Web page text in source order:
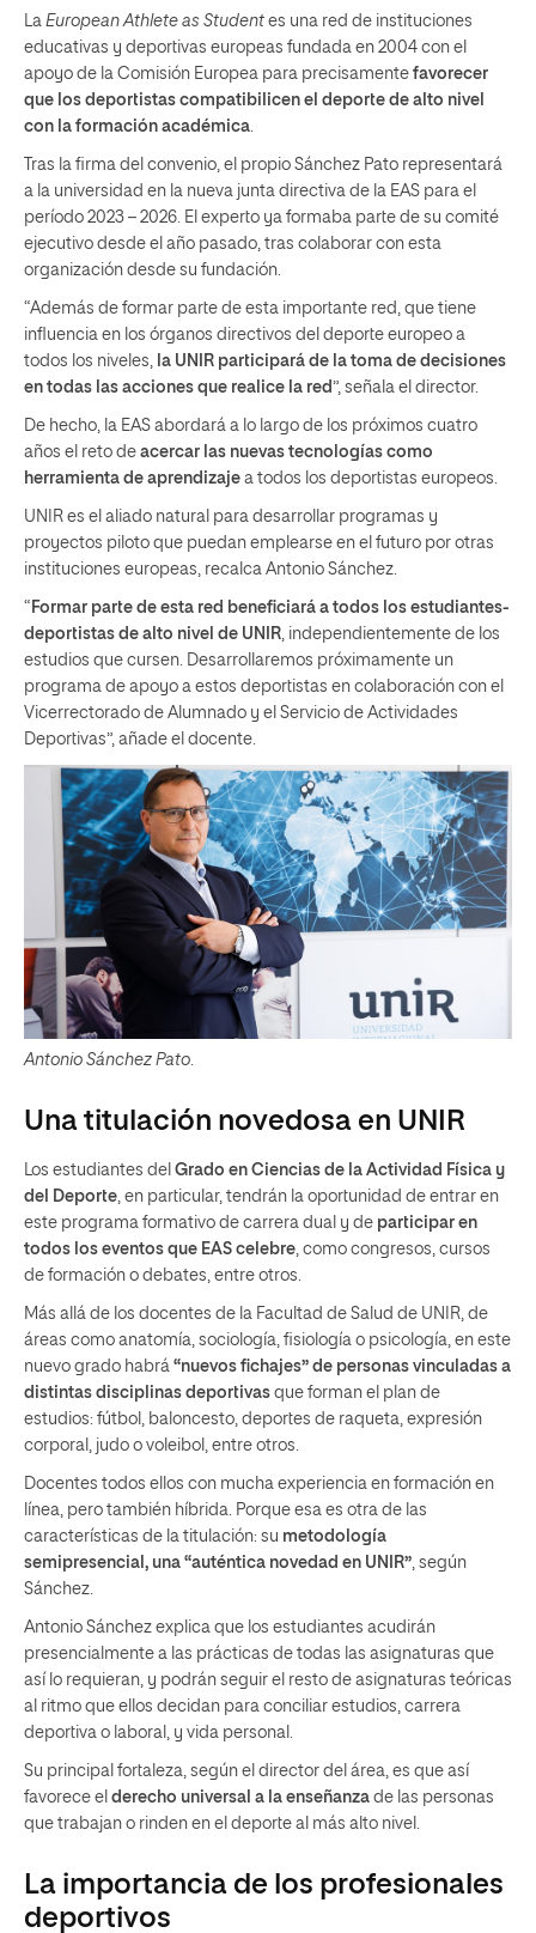
La European Athlete as Student es una red de instituciones
educativas y deportivas europeas fundada en 2004 con el
apoyo de la Comisión Europea para precisamente favorecer
que los deportistas compatibilicen el deporte de alto nivel
con la formación académica
Tras la firma del convenio, el propio Sánchez Pato representará
a la universidad en la nueva junta directiva de la EAS para el
período 2023 – 2026. El experto ya formaba parte de su comité
ejecutivo desde el año pasado, tras colaborar con esta
organización desde su fundación.
“Además de formar parte de esta importante red, que tiene
influencia en los órganos directivos del deporte europeo a
todos los niveles,
la UNIR participará de la toma de decisiones
en todas las acciones que realice la red”, señala el director.
De hecho, la EAS abordará a lo largo de los próximos cuatro
años el reto de acercar las nuevas tecnologías como
herramienta de aprendizaje a todos los deportistas europeos.
UNIR es el aliado natural para desarrollar programas y
proyectos piloto que puedan emplearse en el futuro por otras
instituciones europeas, recalca Antonio Sánchez.
“ Formar parte de esta red beneficiará a todos los estudiantes-
deportistas de alto nivel de UNIR , independientemente de los
estudios que cursen. Desarrollaremos próximamente un
programa de apoyo a estos deportistas en colaboración con el
Vicerrectorado de Alumnado y el Servicio de Actividades
Deportivas”, añade el docente.
Antonio Sánchez Pato.
Una titulación novedosa en UNIR
Los estudiantes del Grado en Ciencias de la Actividad Física y
del Deporte, en particular, tendrán la oportunidad de entrar en
este programa formativo de carrera dual y de participar en
todos los eventos que EAS celebre, como congresos, cursos
de formación o debates, entre otros.
Más allá de los docentes de la Facultad de Salud de UNIR, de
áreas como anatomía, sociología, fisiología o psicología, en este
nuevo grado habrá “nuevos fichajes” de personas vinculadas a
distintas disciplinas deportivas que forman el plan de
estudios: fútbol, baloncesto, deportes de raqueta, expresión
corporal, judo o voleibol, entre otros.
Docentes todos ellos con mucha experiencia en formación en
línea, pero también híbrida. Porque esa es otra de las
características de la titulación: su metodología
semipresencial, una “auténtica novedad en UNIR”, según
Sánchez.
Antonio Sánchez explica que los estudiantes acudirán
presencialmente a las prácticas de todas las asignaturas que
así lo requieran, y podrán seguir el resto de asignaturas teóricas
al ritmo que ellos decidan para conciliar estudios, carrera
deportiva o laboral, y vida personal.
Su principal fortaleza, según el director del área, es que así
favorece el derecho universal a la enseñanza de las personas
que trabajan o rinden en el deporte al más alto nivel.
La importancia de los profesionales
deportivos